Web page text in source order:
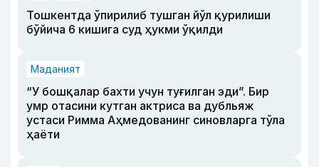
Тошкентда ўпирилиб тушган йўл қурилиши
бўйича 6 кишига суд ҳукми ўқилди
Маданият
“У бошқалар бахти учун туғилган эди”. Бир
умр отасини кутган актриса ва дубльяж
устаси Римма Аҳмедованинг синовларга тўла
ҳаёти